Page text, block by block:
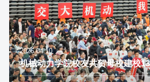
2026.04.10
机械动力学院校友共贺母校建校